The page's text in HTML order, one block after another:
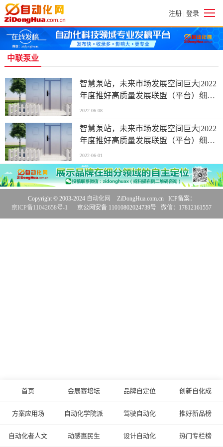
注册 | 登录
中联泵业
智慧泵站，未来市场发展空间巨大|2022
年度推好高质量发展联盟（平台）细分
产业观察
2022-06-08
智慧泵站，未来市场发展空间巨大|2022
年度推好高质量发展联盟（平台）细分
产业观察
2022-06-01
首页 会展赛培坛 品牌自定位 创新自化成
方案应用场 自动化学院派 驾驶自动化 推好新品榜
自动化者人文 动感惠民生 设计自动化 热门专栏榜
Copyright © 2003-2024 自动化网
ZiDongHua.com.cn ICP备案：
京ICP备11042658号-1
京公网安备 11010802024739号 微信：17812161557